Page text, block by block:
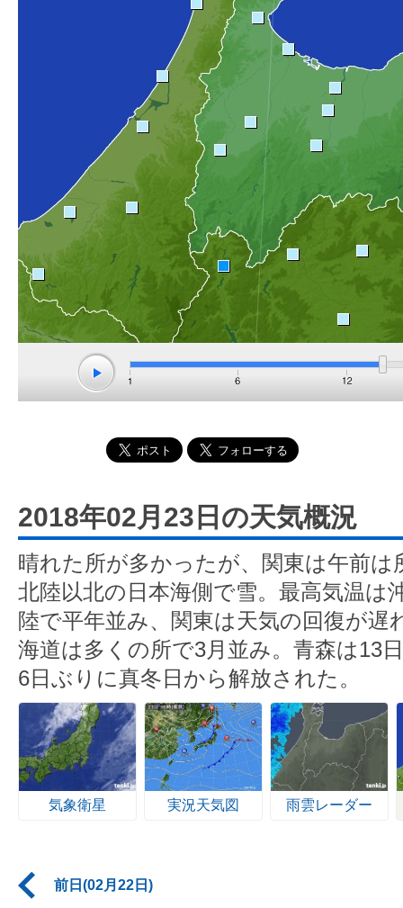
2018年02月23日の天気概況
晴れた所が多かったが、関東は午前は
北陸以北の日本海側で雪。最高気温は
陸で平年並み、関東は天気の回復が遅
海道は多くの所で3月並み。青森は13
6日ぶりに真冬日から解放された。
気象衛星 実況天気図 雨雲レーダー
前日(02月22日)